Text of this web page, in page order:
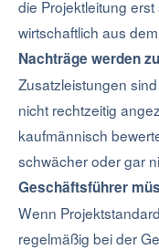
die Projektleitung
wirtschaftlich aus
Nachträge werden
Zusatzleistungen
nicht rechtzeitig
kaufmännisch
schwächer oder gar
Geschäftsführer
Wenn
regelmäßig bei der